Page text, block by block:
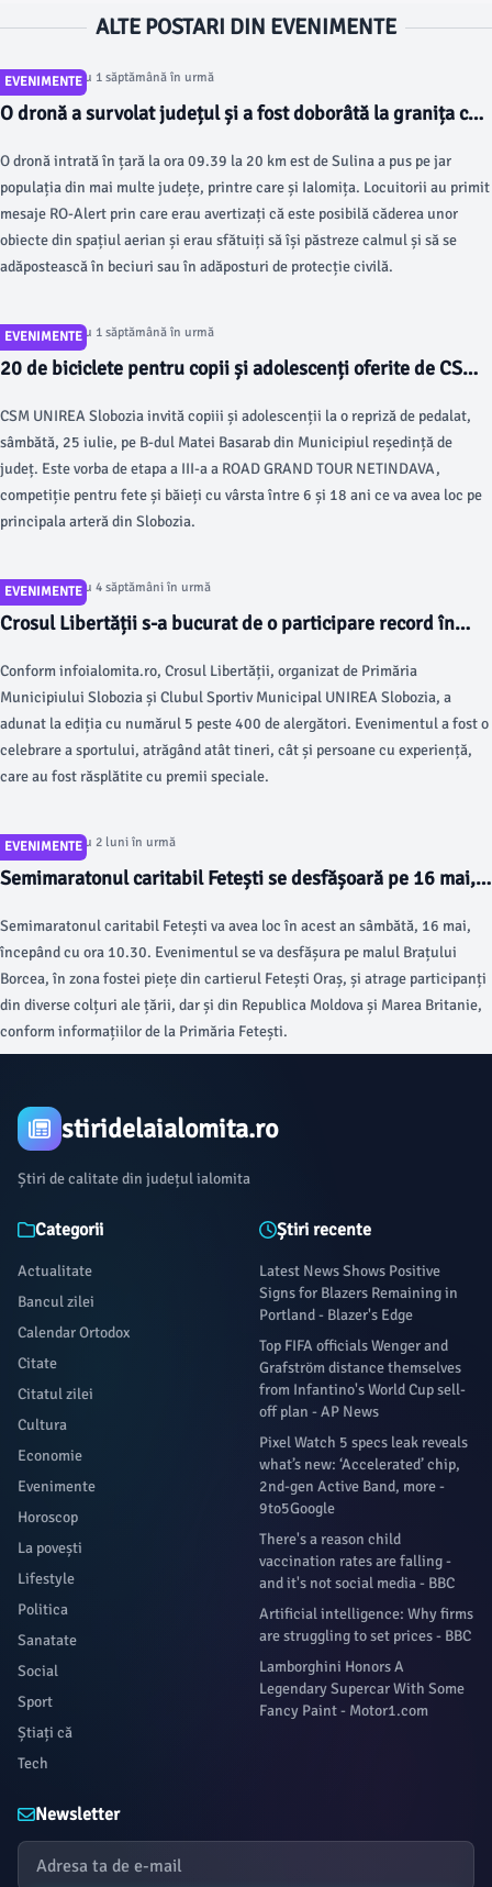
ALTE POSTARI DIN EVENIMENTE
EVENIMENTE
Articol postat cu 1 săptămână în urmă
O dronă a survolat județul și a fost doborâtă la granița cu
O dronă intrată în țară la ora 09.39 la 20 km est de Sulina a pus pe jar
populația din mai multe județe, printre care și Ialomița. Locuitorii au primit
mesaje RO-Alert prin care erau avertizați că este posibilă căderea unor
obiecte din spațiul aerian și erau sfătuiți să își păstreze calmul și să se
adăpostească în beciuri sau în adăposturi de protecție civilă.
EVENIMENTE
Articol postat cu 1 săptămână în urmă
20 de biciclete pentru copii și adolescenți oferite de CSM
CSM UNIREA Slobozia invită copiii și adolescenții la o repriză de pedalat,
sâmbătă, 25 iulie, pe B-dul Matei Basarab din Municipiul reședință de
județ. Este vorba de etapa a III-a a ROAD GRAND TOUR NETINDAVA,
competiție pentru fete și băieți cu vârsta între 6 și 18 ani ce va avea loc pe
principala arteră din Slobozia.
EVENIMENTE
Articol postat cu 4 săptămâni în urmă
Crosul Libertății s-a bucurat de o participare record în
Conform infoialomita.ro, Crosul Libertății, organizat de Primăria
Municipiului Slobozia și Clubul Sportiv Municipal UNIREA Slobozia, a
adunat la ediția cu numărul 5 peste 400 de alergători. Evenimentul a fost o
celebrare a sportului, atrăgând atât tineri, cât și persoane cu experiență,
care au fost răsplătite cu premii speciale.
EVENIMENTE
Articol postat cu 2 luni în urmă
Semimaratonul caritabil Fetești se desfășoară pe 16 mai,
Semimaratonul caritabil Fetești va avea loc în acest an sâmbătă, 16 mai,
începând cu ora 10.30. Evenimentul se va desfășura pe malul Brațului
Borcea, în zona fostei piețe din cartierul Fetești Oraș, și atrage participanți
din diverse colțuri ale țării, dar și din Republica Moldova și Marea Britanie,
conform informațiilor de la Primăria Fetești.
stiridelaialomita.ro
Știri de calitate din județul ialomita
Categorii
Actualitate
Bancul zilei
Calendar Ortodox
Citate
Citatul zilei
Cultura
Economie
Evenimente
Horoscop
La povești
Lifestyle
Politica
Sanatate
Social
Sport
Știați că
Tech
Știri recente
Latest News Shows Positive
Signs for Blazers Remaining in
Portland - Blazer's Edge
Top FIFA officials Wenger and
Grafström distance themselves
from Infantino's World Cup sell-
off plan - AP News
Pixel Watch 5 specs leak reveals
what’s new: ‘Accelerated’ chip,
2nd-gen Active Band, more -
9to5Google
There's a reason child
vaccination rates are falling -
and it's not social media - BBC
Artificial intelligence: Why firms
are struggling to set prices - BBC
Lamborghini Honors A
Legendary Supercar With Some
Fancy Paint - Motor1.com
Newsletter